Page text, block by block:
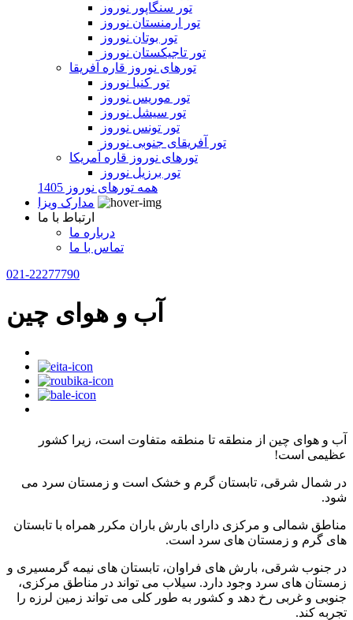
تور سنگاپور نوروز
تور ارمنستان نوروز
تور بوتان نوروز
تور تاجیکستان نوروز
تورهای نوروز قاره آفریقا
تور کنیا نوروز
تور موریس نوروز
تور سیشل نوروز
تور تونس نوروز
تور آفریقای جنوبی نوروز
تورهای نوروز قاره آمریکا
تور برزیل نوروز
همه تورهای نوروز 1405
مدارک ویزا
ارتباط با ما
درباره ما
تماس با ما
021-22277790
آب و هوای چین
آب و هوای چین از منطقه تا منطقه متفاوت است، زیرا کشور
عظیمی است!
در شمال شرقی، تابستان گرم و خشک است و زمستان سرد می
شود.
مناطق شمالی و مرکزی دارای بارش باران مکرر همراه با تابستان
های گرم و زمستان های سرد است.
در جنوب شرقی، بارش های فراوان، تابستان های نیمه گرمسیری و
زمستان های سرد وجود دارد. سیلاب می تواند در مناطق مرکزی،
جنوبی و غربی رخ دهد و کشور به طور کلی می تواند زمین لرزه را
تجربه کند.